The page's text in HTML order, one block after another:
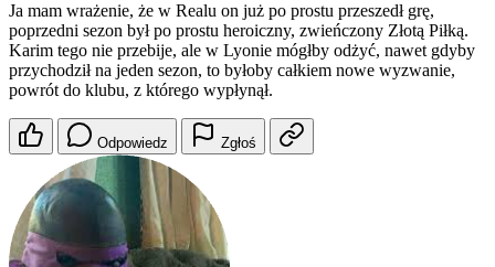
Ja mam wrażenie, że w Realu on już po prostu przeszedł grę,
poprzedni sezon był po prostu heroiczny, zwieńczony Złotą Piłką.
Karim tego nie przebije, ale w Lyonie mógłby odżyć, nawet gdyby
przychodził na jeden sezon, to byłoby całkiem nowe wyzwanie,
powrót do klubu, z którego wypłynął.
Odpowiedz Zgłoś